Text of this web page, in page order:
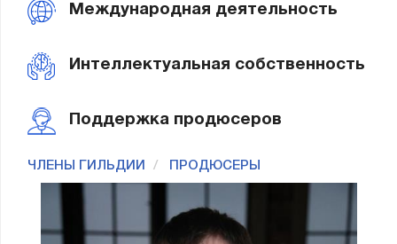
Международная деятельность
Интеллектуальная собственность
Поддержка продюсеров
ЧЛЕНЫ ГИЛЬДИИ ПРОДЮСЕРЫ